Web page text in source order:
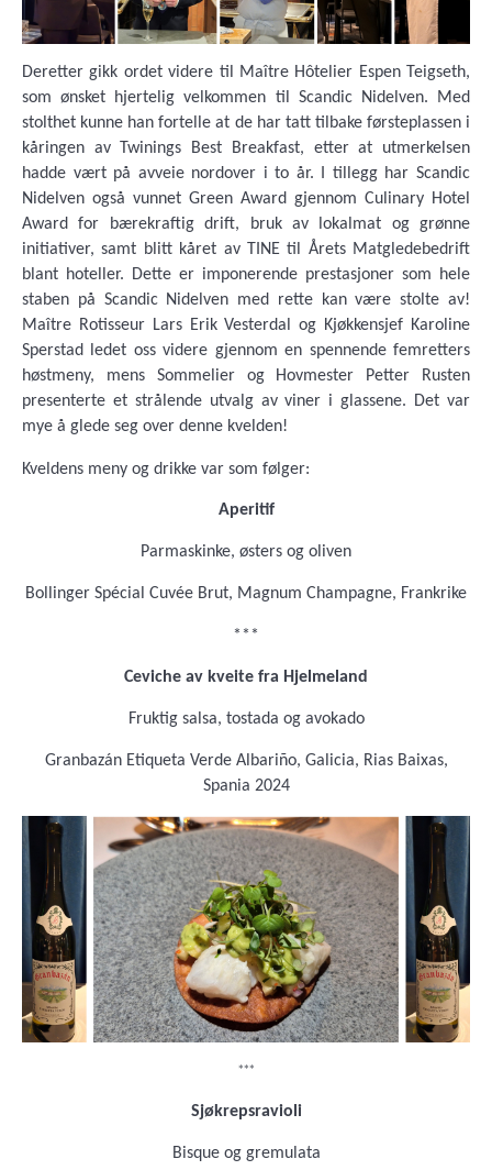
Deretter gikk ordet videre til Maître Hôtelier Espen Teigseth,
som ønsket hjertelig velkommen til Scandic Nidelven. Med
stolthet kunne han fortelle at de har tatt tilbake førsteplassen i
kåringen av Twinings Best Breakfast, etter at utmerkelsen
hadde vært på avveie nordover i to år. I tillegg har Scandic
Nidelven også vunnet Green Award gjennom Culinary Hotel
Award for bærekraftig drift, bruk av lokalmat og grønne
initiativer, samt blitt kåret av TINE til Årets Matgledebedrift
blant hoteller. Dette er imponerende prestasjoner som hele
staben på Scandic Nidelven med rette kan være stolte av!
Maître Rotisseur Lars Erik Vesterdal og Kjøkkensjef Karoline
Sperstad ledet oss videre gjennom en spennende femretters
høstmeny, mens Sommelier og Hovmester Petter Rusten
presenterte et strålende utvalg av viner i glassene. Det var
mye å glede seg over denne kvelden!
Kveldens meny og drikke var som følger:
Aperitif
Parmaskinke, østers og oliven
Bollinger Spécial Cuvée Brut, Magnum Champagne, Frankrike
***
Ceviche av kveite fra Hjelmeland
Fruktig salsa, tostada og avokado
Granbazán Etiqueta Verde Albariño, Galicia, Rias Baixas,
Spania 2024
***
Sjøkrepsravioli
Bisque og gremulata